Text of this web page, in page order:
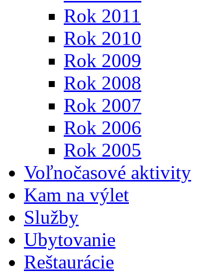
Rok 2011
Rok 2010
Rok 2009
Rok 2008
Rok 2007
Rok 2006
Rok 2005
Voľnočasové aktivity
Kam na výlet
Služby
Ubytovanie
Reštaurácie